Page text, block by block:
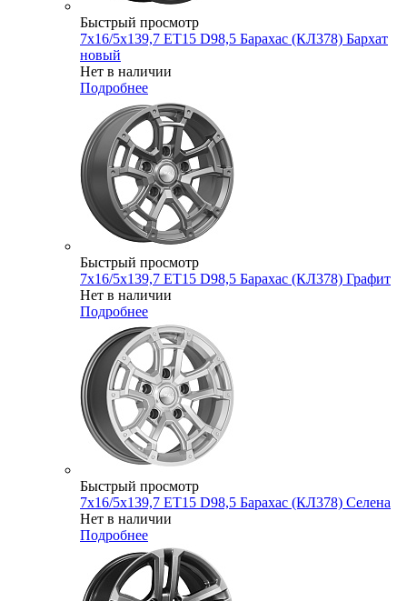
Быстрый просмотр
7x16/5x139,7 ET15 D98,5 Барахас (КЛ378) Бархат
новый
Нет в наличии
Подробнее
Быстрый просмотр
7x16/5x139,7 ET15 D98,5 Барахас (КЛ378) Графит
Нет в наличии
Подробнее
Быстрый просмотр
7x16/5x139,7 ET15 D98,5 Барахас (КЛ378) Селена
Нет в наличии
Подробнее